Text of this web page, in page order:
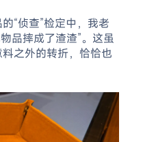
“侦查”检定中，我老
品摔成了渣渣”。这虽
之外的转折，恰恰也